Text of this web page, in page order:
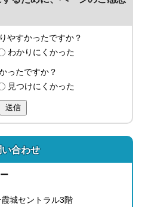
やすかったですか？
わかりにくかった
ったですか？
見つけにくかった
送信
い合わせ
城セントラル3階